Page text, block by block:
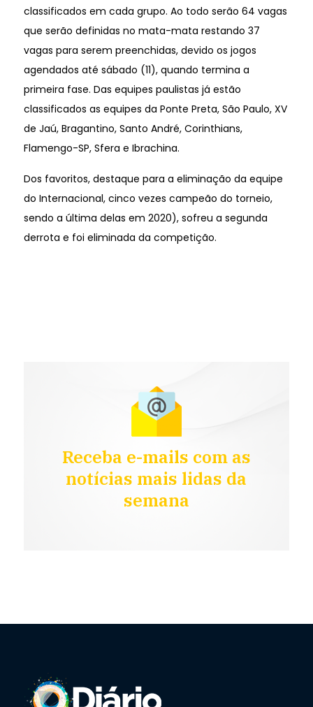
classificados em cada grupo. Ao todo serão 64 vagas
que serão definidas no mata-mata restando 37
vagas para serem preenchidas, devido os jogos
agendados até sábado (11), quando termina a
primeira fase. Das equipes paulistas já estão
classificados as equipes da Ponte Preta, São Paulo, XV
de Jaú, Bragantino, Santo André, Corinthians,
Flamengo-SP, Sfera e Ibrachina.
Dos favoritos, destaque para a eliminação da equipe
do Internacional, cinco vezes campeão do torneio,
sendo a última delas em 2020), sofreu a segunda
derrota e foi eliminada da competição.
Receba e-mails com as
notícias mais lidas da
semana